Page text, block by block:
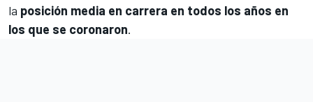
la posición media en carrera en todos los años en
los que se coronaron.